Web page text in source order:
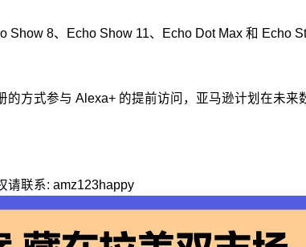
8、Echo Show 11、Echo Dot Max 和 Echo
方式参与 Alexa+ 的提前访问，亚马逊计划在未
请联系: amz123happy